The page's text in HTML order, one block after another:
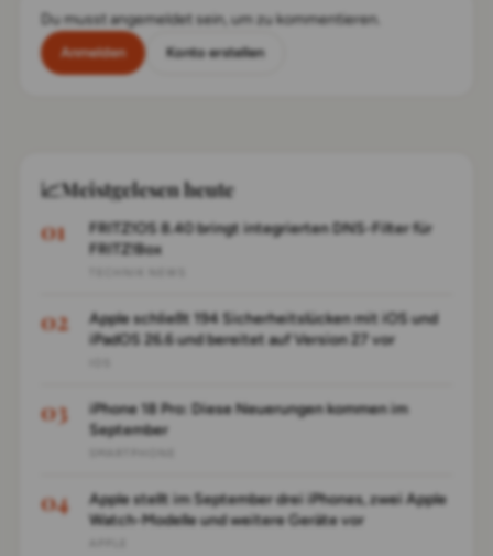
Du musst angemeldet sein, um zu kommentieren.
Anmelden Konto erstellen
📈Meistgelesen heute
FRITZ!OS 8.40 bringt integrierten DNS-Filter für
FRITZ!Box
Apple schließt 194 Sicherheitslücken mit iOS und
iPadOS 26.6 und bereitet auf Version 27 vor
iPhone 18 Pro: Diese Neuerungen kommen im
September
Apple stellt im September drei iPhones, zwei Apple
Watch-Modelle und weitere Geräte vor